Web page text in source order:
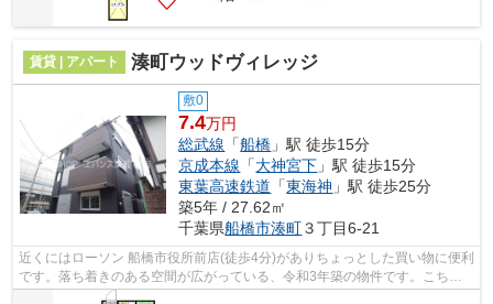
賃貸 | アパート 湊町ウッドヴィレッジ
敷0
7.4万円
総武線 「船橋 」駅 徒歩15分
京成本線 「大神宮下 」駅 徒歩15分
東葉高速鉄道 「東海神 」駅 徒歩25分
築5年 / 27.62㎡
千葉県船橋市湊町３丁目6-21
近くにはローソン 船橋市役所前店(徒歩4分)がありちょっとした買い物に便利
です。落ち着きのある空間が広がっている、令和3年築の物件です。こちら
の物件はアパートです。こちらの物件...